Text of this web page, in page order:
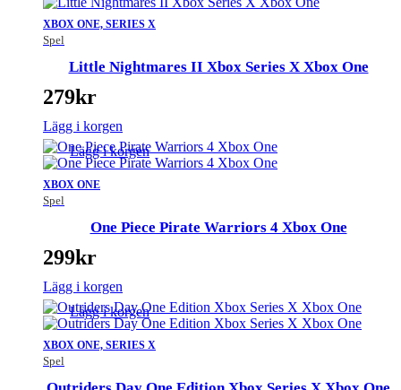
XBOX ONE, SERIES X
Spel
Little Nightmares II Xbox Series X Xbox One
279kr
Lägg i korgen
XBOX ONE
Spel
Lägg i korgen
One Piece Pirate Warriors 4 Xbox One
299kr
Lägg i korgen
XBOX ONE, SERIES X
Spel
Lägg i korgen